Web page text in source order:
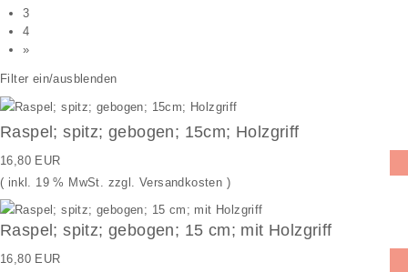
ANDERE STEINE
Specksteinplatten
Flohmarkt - wenn weg dann weg - Neu und gebraucht
Neue Artikel
3
4
»
Filter ein/ausblenden
Raspel; spitz; gebogen; 15cm; Holzgriff
16,80 EUR
( inkl. 19 % MwSt. zzgl. Versandkosten )
Raspel; spitz; gebogen; 15 cm; mit Holzgriff
16,80 EUR